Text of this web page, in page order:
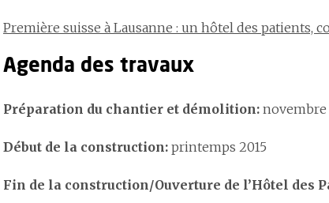
Première suisse à Lausanne : un hôtel des patients,
Agenda des travaux
Préparation du chantier et démolition: novembre
Début de la construction: printemps 2015
Fin de la construction/Ouverture de l’Hôtel des